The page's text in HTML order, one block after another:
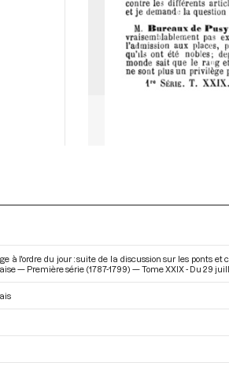
à l'ordre du jour : suite de la discussion sur les ponts
— Première série (1787-1799) — Tome XXIX - Du 29